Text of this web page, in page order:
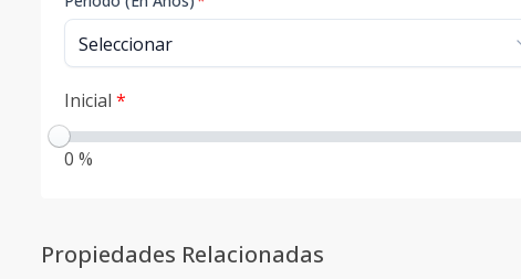
Inicial *
0 %
Propiedades Relacionadas